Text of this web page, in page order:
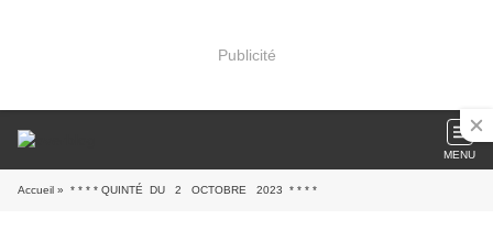
Publicité
MENU
Accueil » * * * * QUINTÉ DU 2 OCTOBRE 2023 * * * *